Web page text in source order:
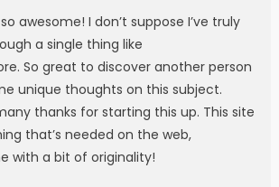
awesome! I don’t suppose I’ve truly
a single thing like
So great to discover another person
unique thoughts on this subject.
thanks for starting this up. This site
that’s needed on the web,
with a bit of originality!